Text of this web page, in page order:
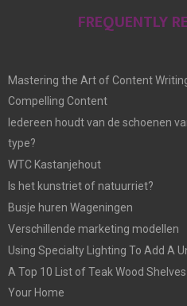
FREQUENTLY
Mastering the Art of Content
Compelling Content
Iedereen houdt van de schoenen
type?
WTC Kastanjehout
Is het kunstriet of natuurriet?
Busje huren Wageningen
Verschillende marketing modellen
Using Specialty Lighting To Add A
A Top 10 List of Teak Wood
Your Home